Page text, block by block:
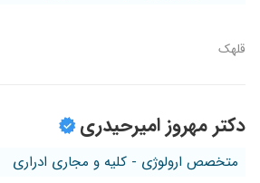
قلهک
دکتر مهروز امیرحیدری
متخصص ارولوژی - کلیه و مجاری ادراری